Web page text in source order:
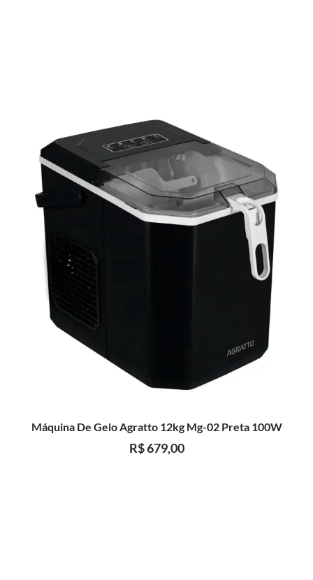
Máquina De Gelo Agratto 12kg Mg-02 Preta 100W
R$679,00